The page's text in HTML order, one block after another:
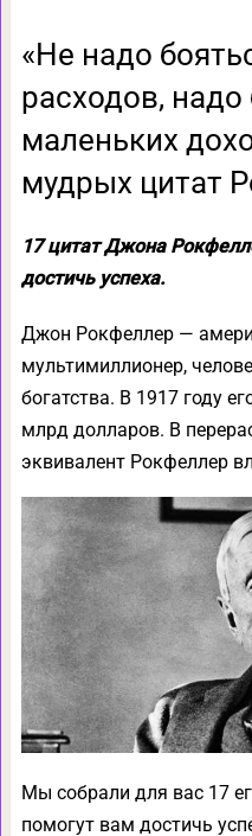
«Не надо
расходов, надо
маленьких
мудрых цитат
17 цитат Джона
достичь успеха.
Джон Рокфеллер —
мультимиллионер,
богатства. В 1917 году
млрд долларов. В
эквивалент Рокфеллер
Мы собрали для вас 17
помогут вам достичь